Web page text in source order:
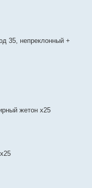
35, непреклонный +
жетон х25